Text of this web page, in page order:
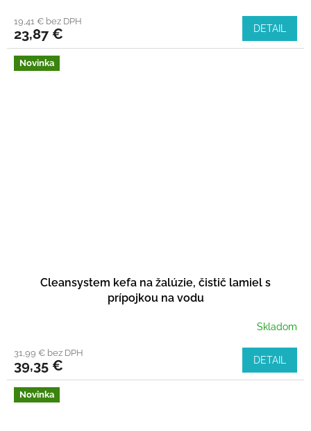
19,41 € bez DPH
23,87 € DETAIL
Novinka
Cleansystem kefa na žalúzie, čistič lamiel s
prípojkou na vodu
Skladom
31,99 € bez DPH
39,35 € DETAIL
Novinka